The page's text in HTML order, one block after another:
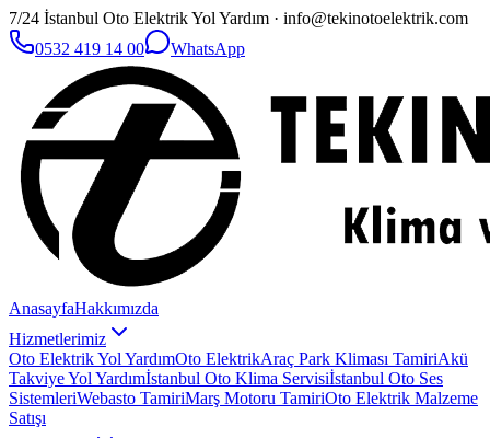
7/24 İstanbul Oto Elektrik Yol Yardım · info@tekinotoelektrik.com
0532 419 14 00
WhatsApp
AnasayfaHakkımızda
Hizmetlerimiz
Oto Elektrik Yol YardımOto ElektrikAraç Park Kliması TamiriAkü
Takviye Yol Yardımİstanbul Oto Klima Servisiİstanbul Oto Ses
SistemleriWebasto TamiriMarş Motoru TamiriOto Elektrik Malzeme
Satışı